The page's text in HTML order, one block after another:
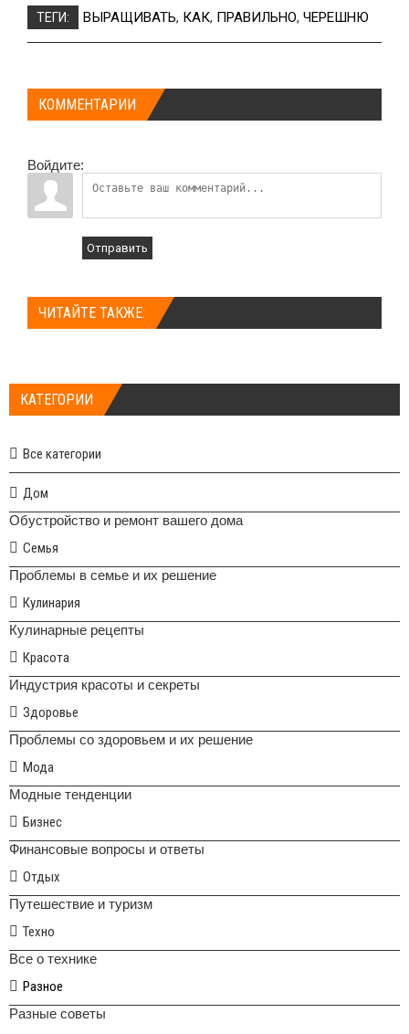
ТЕГИ: ВЫРАЩИВАТЬ, КАК, ПРАВИЛЬНО, ЧЕРЕШНЮ
КОММЕНТАРИИ
Войдите:
Отправить
ЧИТАЙТЕ ТАКЖЕ:
КАТЕГОРИИ
Все категории
Дом
Обустройство и ремонт вашего дома
Семья
Проблемы в семье и их решение
Кулинария
Кулинарные рецепты
Красота
Индустрия красоты и секреты
Здоровье
Проблемы со здоровьем и их решение
Мода
Модные тенденции
Бизнес
Финансовые вопросы и ответы
Отдых
Путешествие и туризм
Техно
Все о технике
Разное
Разные советы